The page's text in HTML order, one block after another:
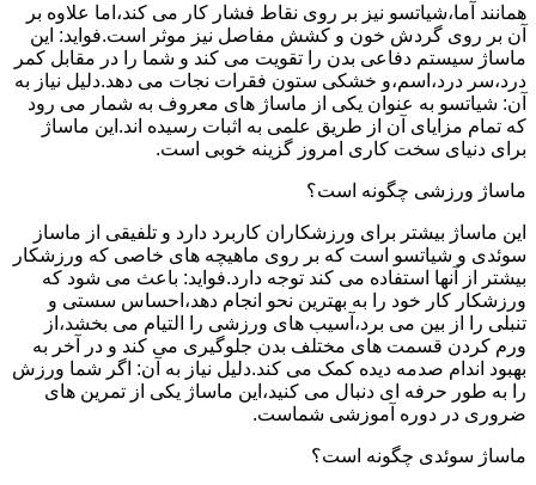
همانند آما،شیاتسو نیز بر روی نقاط فشار کار می کند،اما علاوه بر
آن بر روی گردش خون و کشش مفاصل نیز موثر است.فواید: این
ماساژ سیستم دفاعی بدن را تقویت می کند و شما را در مقابل کمر
درد،سر درد،اسم،و خشکی ستون فقرات نجات می دهد.دلیل نیاز به
آن: شیاتسو به عنوان یکی از ماساژ های معروف به شمار می رود
که تمام مزایای آن از طریق علمی به اثبات رسیده اند.این ماساژ
برای دنیای سخت کاری امروز گزینه خوبی است.
ماساژ ورزشی چگونه است؟
این ماساژ بیشتر برای ورزشکاران کاربرد دارد و تلفیقی از ماساز
سوئدی و شیاتسو است که بر روی ماهیچه های خاصی که ورزشکار
بیشتر از آنها استفاده می کند توجه دارد.فواید: باعث می شود که
ورزشکار کار خود را به بهترین نحو انجام دهد،احساس سستی و
تنبلی را از بین می برد،آسیب های ورزشی را التیام می بخشد،از
ورم کردن قسمت های مختلف بدن جلوگیری می کند و در آخر به
بهبود اندام صدمه دیده کمک می کند.دلیل نیاز به آن: اگر شما ورزش
را به طور حرفه ای دنبال می کنید،این ماساژ یکی از تمرین های
ضروری در دوره آموزشی شماست.
ماساژ سوئدی چگونه است؟